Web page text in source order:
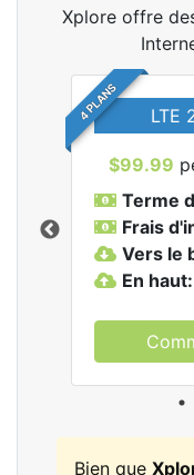
Xplore offre
4 PLANS LTE
$99.99
Terme
Frais
Vers le
En haut:
Bien que